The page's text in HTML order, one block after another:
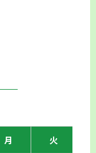
月 火